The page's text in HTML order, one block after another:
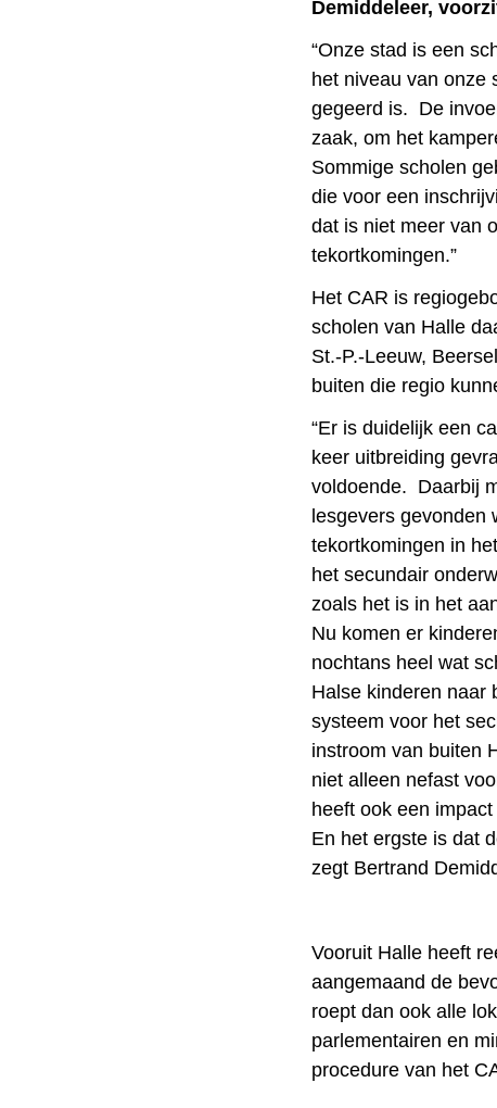
Demiddeleer,
“Onze stad is een
het niveau van onze
gegeerd is. De
zaak, om het
Sommige scholen
die voor een
dat is niet meer van
tekortkomingen.”
Het CAR is
scholen van Halle
St.-P.-Leeuw,
buiten die regio
“Er is duidelijk een
keer uitbreiding
voldoende. Daarbij
lesgevers
tekortkomingen in
het secundair
zoals het is in het
Nu komen er
nochtans heel wat
Halse kinderen naar
systeem voor het
instroom van buiten
niet alleen nefast
heeft ook een
En het ergste is dat
zegt Bertrand
Vooruit Halle heeft
aangemaand de
roept dan ook alle
parlementairen en
procedure van het